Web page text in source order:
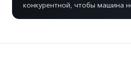
конкурентной, чтобы машина